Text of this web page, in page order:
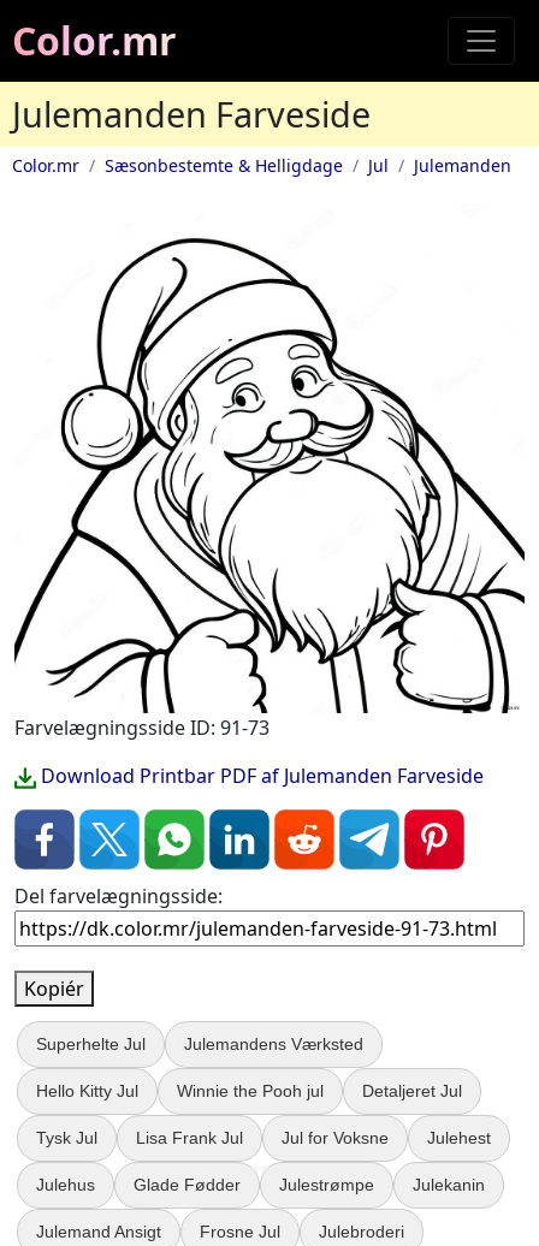
Color.mr
Julemanden Farveside
Color.mr Sæsonbestemte & Helligdage Jul Julemanden
Farvelægningsside ID: 91-73
Download Printbar PDF af Julemanden Farveside
Del farvelægningsside:
Kopiér
Superhelte Jul Julemandens Værksted
Hello Kitty Jul Winnie the Pooh jul Detaljeret Jul
Tysk Jul Lisa Frank Jul Jul for Voksne Julehest
Julehus Glade Fødder Julestrømpe Julekanin
Julemand Ansigt Frosne Jul Julebroderi